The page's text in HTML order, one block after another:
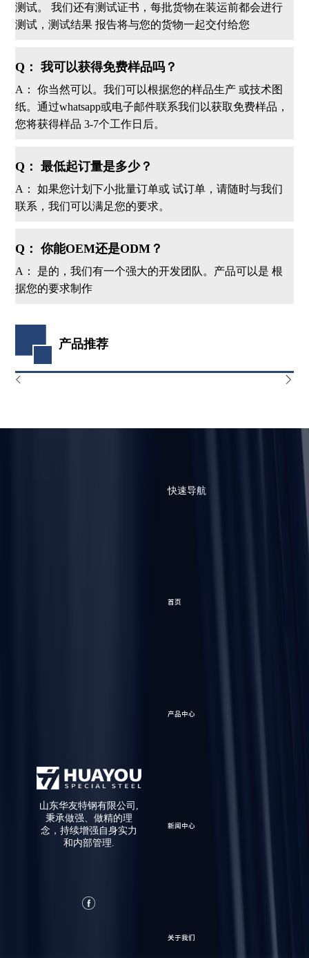
测试。 我们还有测试证书，每批货物在装运前都会进行
测试，测试结果 报告将与您的货物一起交付给您
Q： 我可以获得免费样品吗？
A： 你当然可以。我们可以根据您的样品生产 或技术图
纸。通过whatsapp或电子邮件联系我们以获取免费样品，
您将获得样品 3-7个工作日后。
Q： 最低起订量是多少？
A： 如果您计划下小批量订单或 试订单，请随时与我们
联系，我们可以满足您的要求。
Q： 你能OEM还是ODM？
A： 是的，我们有一个强大的开发团队。产品可以是 根
据您的要求制作
产品推荐
山东华友特钢有限公司,
秉承做强、做精的理
念，持续增强自身实力
和内部管理.
快速导航
首页
产品中心
新闻中心
关于我们